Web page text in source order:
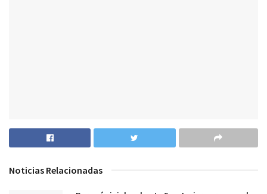
Noticias Relacionadas